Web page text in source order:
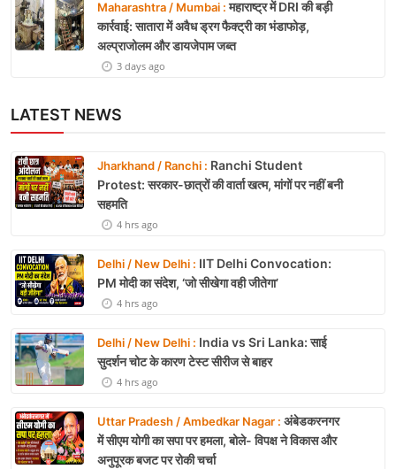
Maharashtra / Mumbai :महाराष्ट्र में DRI की बड़ी
कार्रवाई: सातारा में अवैध ड्रग फैक्ट्री का भंडाफोड़,
अल्प्राजोलम और डायजेपाम जब्त
3 days ago
LATEST NEWS
Jharkhand / Ranchi : Ranchi Student
Protest: सरकार-छात्रों की वार्ता खत्म, मांगों पर नहीं बनी
सहमति
4 hrs ago
Delhi / New Delhi : IIT Delhi Convocation:
PM मोदी का संदेश, ‘जो सीखेगा वही जीतेगा’
4 hrs ago
Delhi / New Delhi : India vs Sri Lanka: साई
सुदर्शन चोट के कारण टेस्ट सीरीज से बाहर
4 hrs ago
Uttar Pradesh / Ambedkar Nagar : अंबेडकरनगर
में सीएम योगी का सपा पर हमला, बोले- विपक्ष ने विकास और
अनुपूरक बजट पर रोकी चर्चा